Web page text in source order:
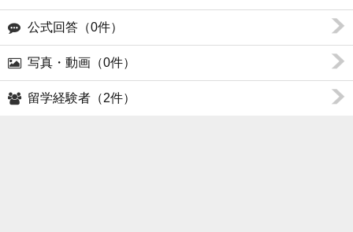
公式回答（0件）
写真・動画（0件）
留学経験者（2件）